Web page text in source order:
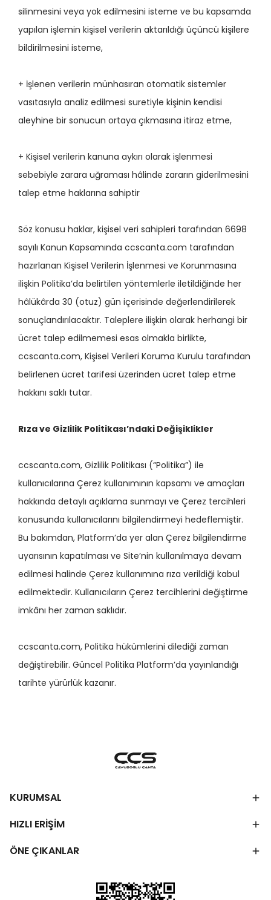
silinmesini veya yok edilmesini isteme ve bu kapsamda
yapılan işlemin kişisel verilerin aktarıldığı üçüncü kişilere
bildirilmesini isteme,
+ İşlenen verilerin münhasıran otomatik sistemler
vasıtasıyla analiz edilmesi suretiyle kişinin kendisi
aleyhine bir sonucun ortaya çıkmasına itiraz etme,
+ Kişisel verilerin kanuna aykırı olarak işlenmesi
sebebiyle zarara uğraması hâlinde zararın giderilmesini
talep etme haklarına sahiptir
Söz konusu haklar, kişisel veri sahipleri tarafından 6698
sayılı Kanun Kapsamında ccscanta.com tarafından
hazırlanan Kişisel Verilerin İşlenmesi ve Korunmasına
ilişkin Politika’da belirtilen yöntemlerle iletildiğinde her
hâlükârda 30 (otuz) gün içerisinde değerlendirilerek
sonuçlandırılacaktır. Taleplere ilişkin olarak herhangi bir
ücret talep edilmemesi esas olmakla birlikte,
ccscanta.com, Kişisel Verileri Koruma Kurulu tarafından
belirlenen ücret tarifesi üzerinden ücret talep etme
hakkını saklı tutar.
Rıza ve Gizlilik Politikası’ndaki Değişiklikler
ccscanta.com, Gizlilik Politikası (“Politika”) ile
kullanıcılarına Çerez kullanımının kapsamı ve amaçları
hakkında detaylı açıklama sunmayı ve Çerez tercihleri
konusunda kullanıcılarını bilgilendirmeyi hedeflemiştir.
Bu bakımdan, Platform’da yer alan Çerez bilgilendirme
uyarısının kapatılması ve Site’nin kullanılmaya devam
edilmesi halinde Çerez kullanımına rıza verildiği kabul
edilmektedir. Kullanıcıların Çerez tercihlerini değiştirme
imkânı her zaman saklıdır.
ccscanta.com, Politika hükümlerini dilediği zaman
değiştirebilir. Güncel Politika Platform’da yayınlandığı
tarihte yürürlük kazanır.
KURUMSAL
HIZLI ERİŞİM
ÖNE ÇIKANLAR